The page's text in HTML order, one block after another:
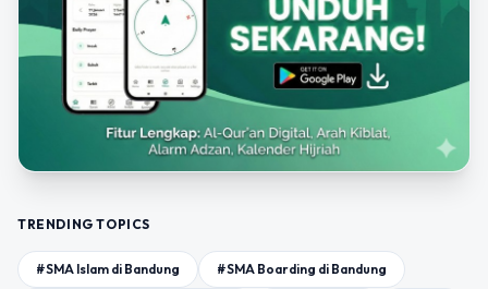
TRENDING TOPICS
#SMA Islam di Bandung #SMA Boarding di Bandung